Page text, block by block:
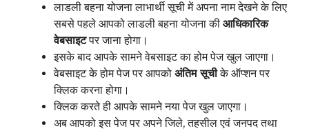
लाडली बहना योजना लाभार्थी सूची में अपना नाम देखने के लिए
सबसे पहले आपको लाडली बहना योजना की आधिकारिक
वेबसाइटपर जाना होगा।
इसके बाद आपके सामने वेबसाइट का होम पेज खुल जाएगा।
वेबसाइट के होम पेज पर आपको अंतिम सूचीके ऑप्शन पर
क्लिक करना होगा।
क्लिक करते ही आपके सामने नया पेज खुल जाएगा।
अब आपको इस पेज पर अपने जिले, तहसील एवं जनपद तथा